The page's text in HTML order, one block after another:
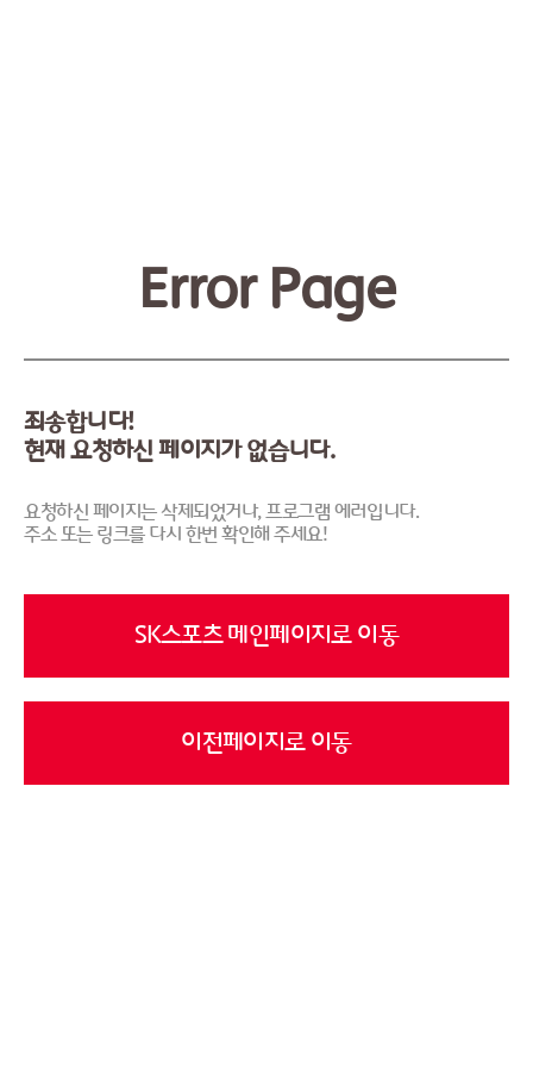
Error Page
죄송합니다!
현재 요청하신 페이지가 없습니다.
요청하신 페이지는 삭제되었거나, 프로그램 에러입니다.
주소 또는 링크를 다시 한번 확인해 주세요!
SK스포츠 메인페이지로 이동
이전페이지로 이동